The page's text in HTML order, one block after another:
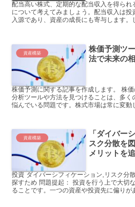
配当高い株式、定期的な配当収入を得られ
について考えてみましょう。配当収入は投
入源であり、資産の成長にも寄与します。
資産構築
株価予測ツ
法で未来の
株価予測に関する記事を作成します。 株
分析ツールや方法を見つけることは、多く
悩んでいる問題です。株式市場は常に変動
資産構築
「ダイバー
スク分散を
メリットを
投資 ダイバーシフィケーション,リスク分
探すため 問題提起： 投資を行う上で大切
ることです。一つの資産や投資先に偏りが